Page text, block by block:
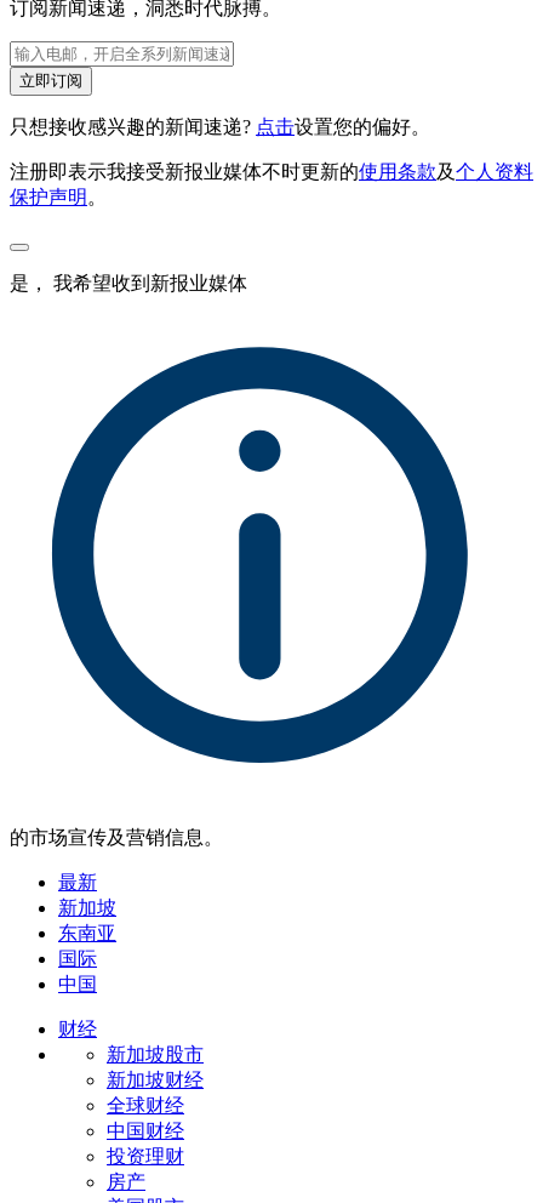
订阅新闻速递，洞悉时代脉搏。
立即订阅
只想接收感兴趣的新闻速递? 点击设置您的偏好。
注册即表示我接受新报业媒体不时更新的使用条款及个人资料
保护声明 。
是， 我希望收到新报业媒体
的市场宣传及营销信息。
最新
新加坡
东南亚
国际
中国
财经
新加坡股市
新加坡财经
全球财经
中国财经
投资理财
房产